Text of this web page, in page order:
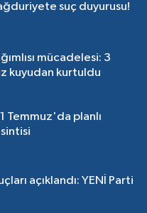
suç duyurusu!
mücadelesi: 3
kuyudan kurtuldu
Temmuz'da planlı
açıklandı: YENİ Parti